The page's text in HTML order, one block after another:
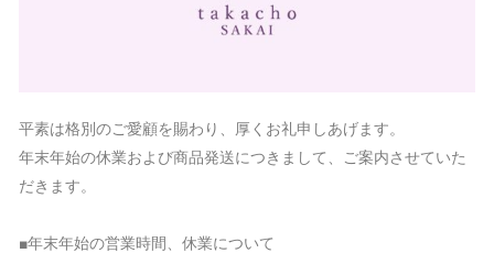
平素は格別のご愛顧を賜わり、厚くお礼申しあげます。
年末年始の休業および商品発送につきまして、ご案内させていた
だきます。
■年末年始の営業時間、休業について